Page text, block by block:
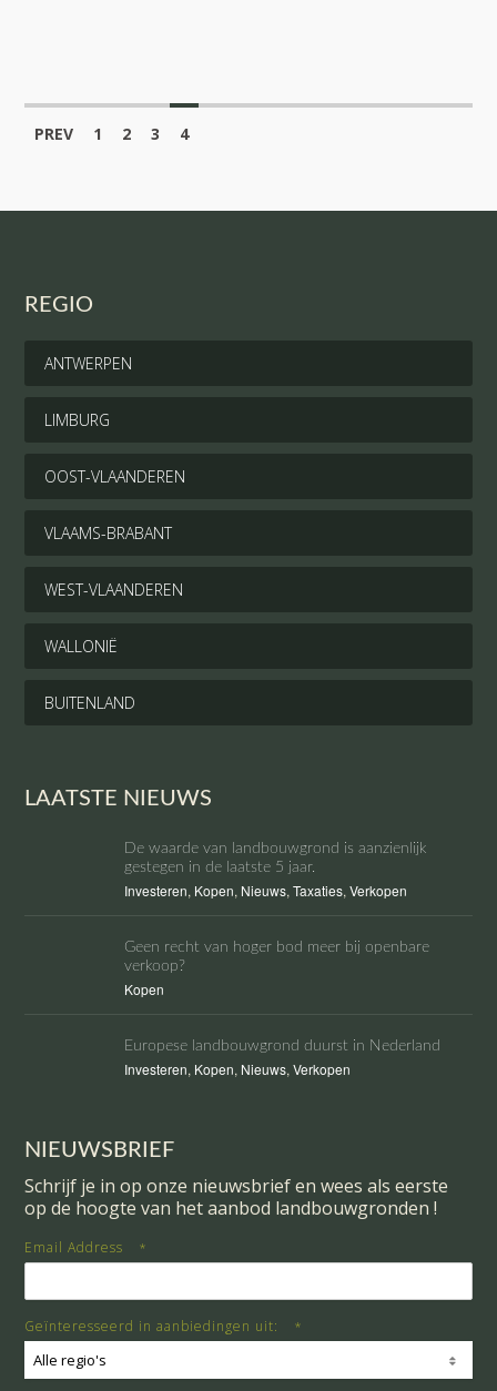
PREV 1 2 3 4
REGIO
ANTWERPEN
LIMBURG
OOST-VLAANDEREN
VLAAMS-BRABANT
WEST-VLAANDEREN
WALLONIË
BUITENLAND
LAATSTE NIEUWS
De waarde van landbouwgrond is aanzienlijk
gestegen in de laatste 5 jaar.
Investeren, Kopen, Nieuws,Taxaties,Verkopen
Geen recht van hoger bod meer bij openbare
verkoop?
Kopen
Europese landbouwgrond duurst in Nederland
Investeren, Kopen, Nieuws,Verkopen
NIEUWSBRIEF
Schrijf je in op onze nieuwsbrief en wees als eerste
op de hoogte van het aanbod landbouwgronden !
Email Address *
Geïnteresseerd in aanbiedingen uit: *
Alle regio's